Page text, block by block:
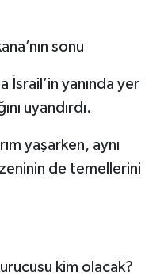
sonu
İsrail’in yanında yer
uyandırdı.
yaşarken, aynı
de temellerini
kim olacak?